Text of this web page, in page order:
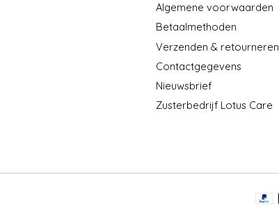
Algemene voorwaarden
Betaalmethoden
Verzenden & retourneren
Contactgegevens
Nieuwsbrief
Zusterbedrijf Lotus Care